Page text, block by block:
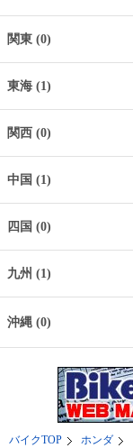
関東 (0)
東海 (1)
関西 (0)
中国 (1)
四国 (0)
九州 (1)
沖縄 (0)
バイクTOP ホンダ